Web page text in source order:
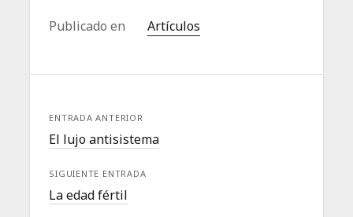
Publicado en Artículos
ENTRADA ANTERIOR
El lujo antisistema
SIGUIENTE ENTRADA
La edad fértil